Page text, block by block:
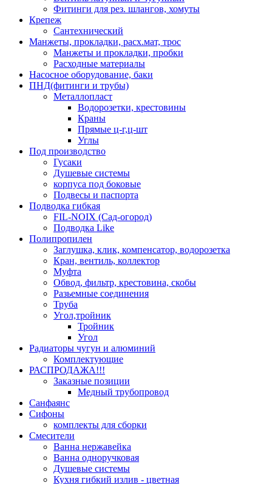
Фитинги для рез. шлангов, хомуты
Крепеж
Сантехнический
Манжеты, прокладки, расх.мат, трос
Манжеты и прокладки, пробки
Расходные материалы
Насосное оборудование, баки
ПНД(фитинги и трубы)
Металлопласт
Водорозетки, крестовины
Краны
Прямые ц-г,ц-шт
Углы
Под производство
Гусаки
Душевые системы
корпуса под боковые
Подвесы и паспорта
Подводка гибкая
FIL-NOIX (Сад-огород)
Подводка Like
Полипропилен
Заглушка, клик, компенсатор, водорозетка
Кран, вентиль, коллектор
Муфта
Обвод, фильтр, крестовина, скобы
Разьемные соединения
Труба
Угол,тройник
Тройник
Угол
Радиаторы чугун и алюминий
Комплектующие
РАСПРОДАЖА!!!
Заказные позиции
Медный трубопровод
Санфаянс
Сифоны
комплекты для сборки
Смесители
Ванна нержавейка
Ванна одноручковая
Душевые системы
Кухня гибкий излив - цветная